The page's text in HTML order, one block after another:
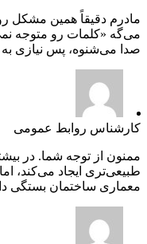
مادرم دقیقاً همین مشکل
می‌گه «کلمات رو متوجه
صدا می‌شنوه، پس نیازی به
کارشناس روابط عمومی
ممنون از توجه شما. در
طبیعی‌تری ایجاد می‌کند،
معماری ساختمان بستگی